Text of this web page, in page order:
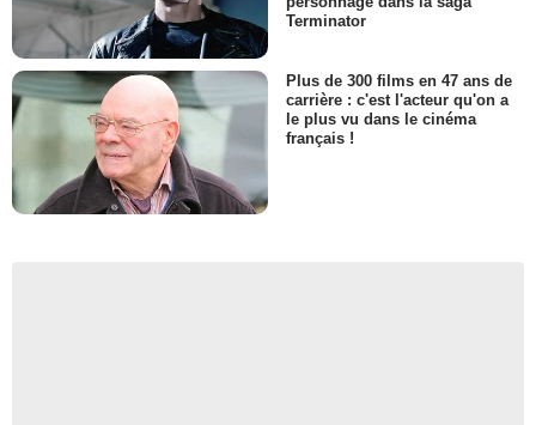
Terminator
Plus de 300 films en 47 ans de
carrière : c'est l'acteur qu'on a
le plus vu dans le cinéma
français !